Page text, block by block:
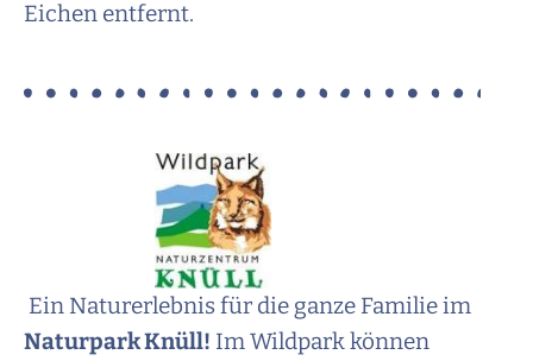
Eichen entfernt.
Ein Naturerlebnis für die ganze Familie im
Naturpark Knüll! Im Wildpark können